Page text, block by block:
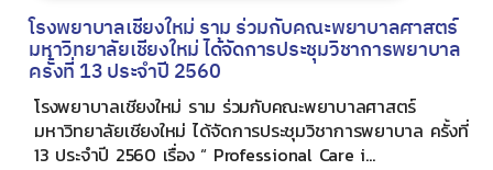
โรงพยาบาลเชียงใหม่ ราม ร่วมกับคณะพยาบาลศาสตร์
มหาวิทยาลัยเชียงใหม่ ได้จัดการประชุมวิชาการพยาบาล
ครั้งที่ 13 ประจำปี 2560
โรงพยาบาลเชียงใหม่ ราม ร่วมกับคณะพยาบาลศาสตร์
มหาวิทยาลัยเชียงใหม่ ได้จัดการประชุมวิชาการพยาบาล ครั้งที่
13 ประจำปี 2560 เรื่อง “ Professional Care i...